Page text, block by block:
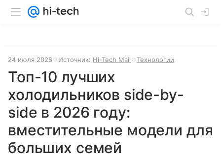
24 июля 2026 Источник: Hi-Tech Mail Технологии
Топ-10 лучших
холодильников side-by-
side в 2026 году:
вместительные модели для
больших семей